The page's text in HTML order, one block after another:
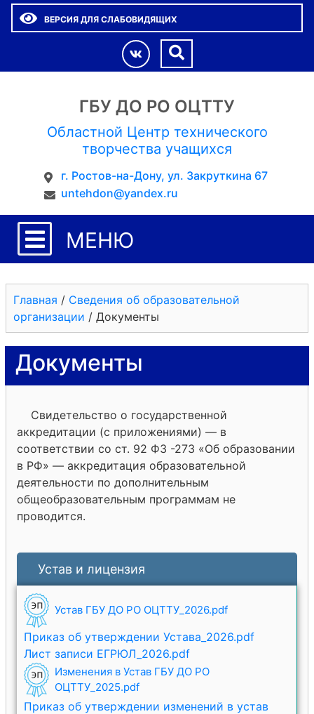
ВЕРСИЯ ДЛЯ СЛАБОВИДЯЩИХ
ГБУ ДО РО ОЦТТУ
Областной Центр технического
творчества учащихся
г. Ростов-на-Дону, ул. Закруткина 67
untehdon@yandex.ru
МЕНЮ
Главная / Сведения об образовательной
организации / Документы
Документы
Свидетельство о государственной
аккредитации (с приложениями) — в
соответствии со ст. 92 ФЗ -273 «Об образовании
в РФ» — аккредитация образовательной
деятельности по дополнительным
общеобразовательным программам не
проводится.
Устав и лицензия
Устав ГБУ ДО РО ОЦТТУ_2026.pdf
Приказ об утверждении Устава_2026.pdf
Лист записи ЕГРЮЛ_2026.pdf
Изменения в Устав ГБУ ДО РО
ОЦТТУ_2025.pdf
Приказ об утверждении изменений в устав